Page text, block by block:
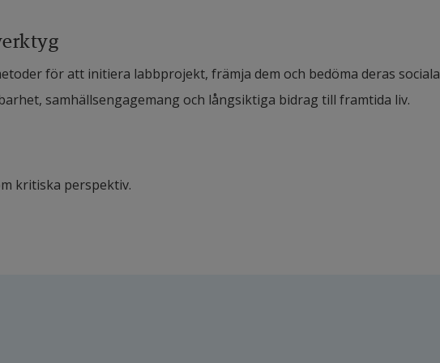
för att initiera labbprojekt, främja dem och bedöma deras sociala
samhällsengagemang och långsiktiga bidrag till framtida liv.
kritiska perspektiv.